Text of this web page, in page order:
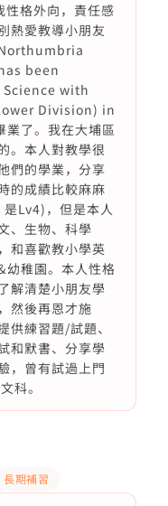
性格外向，責任感
熱愛教導小朋友
been
with
Division) in
了。我在大埔區
。本人對教學很
們的學業，分享
的成績比較麻麻
Lv4)，但是本人
、生物、科學
和喜歡教小學英
幼稚園。本人性格
解清楚小朋友學
然後再恩才施
供練習題/試題、
和默書、分享學
，曾有試過上門
科。
長期補習